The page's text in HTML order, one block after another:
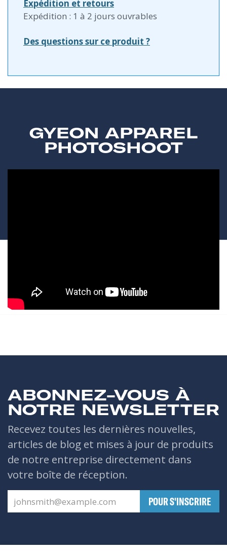
Expédition et retours
Expédition : 1 à 2 jours ouvrables
Des questions sur ce produit ?
GYEON APPAREL
PHOTOSHOOT
ABONNEZ-VOUS À
NOTRE NEWSLETTER
Recevez toutes les dernières nouvelles,
articles de blog et mises à jour de produits
de notre entreprise directement dans
votre boîte de réception.
​POUR S'INSCRIRE